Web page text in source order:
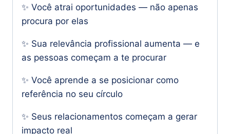
✨ Você atrai oportunidades — não apenas
procura por elas
✨ Sua relevância profissional aumenta — e
as pessoas começam a te procurar
✨ Você aprende a se posicionar como
referência no seu círculo
✨ Seus relacionamentos começam a gerar
impacto real